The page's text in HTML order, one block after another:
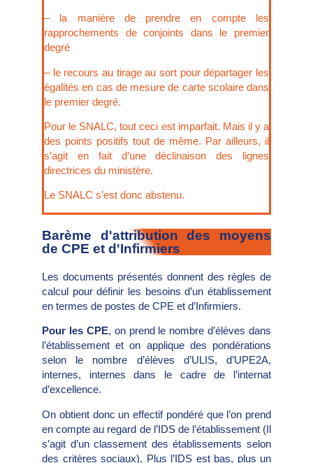
– la manière de prendre en compte les
rapprochements de conjoints dans le premier
degré
– le recours au tirage au sort pour départager les
égalités en cas de mesure de carte scolaire dans
le premier degré.
Pour le SNALC, tout ceci est imparfait. Mais il y a
des points positifs tout de même. Par ailleurs, il
s’agit en fait d’une déclinaison des lignes
directrices du ministère.
Le SNALC s’est donc abstenu.
Barème d'attribution des moyens
de CPE et d'Infirmiers
Les documents présentés donnent des règles de
calcul pour définir les besoins d’un établissement
en termes de postes de CPE et d’Infirmiers.
Pour les CPE, on prend le nombre d’élèves dans
l’établissement et on applique des pondérations
selon le nombre d’élèves d’ULIS, d’UPE2A,
internes, internes dans le cadre de l’internat
d’excellence.
On obtient donc un effectif pondéré que l’on prend
en compte au regard de l’IDS de l’établissement (Il
s’agit d’un classement des établissements selon
des critères sociaux). Plus l’IDS est bas, plus un